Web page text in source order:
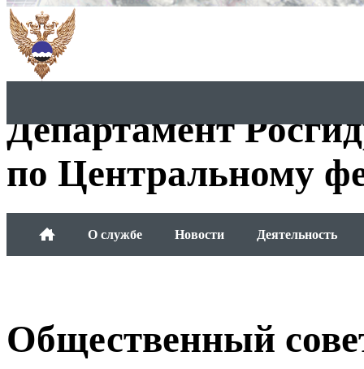
Департамент
по Центральному
О службе Новости Деятельность
Общественный